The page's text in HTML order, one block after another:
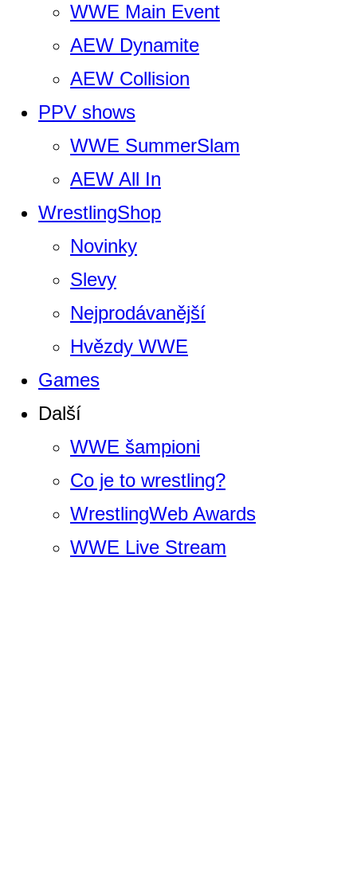
WWE Main Event
AEW Dynamite
AEW Collision
PPV shows
WWE SummerSlam
AEW All In
WrestlingShop
Novinky
Slevy
Nejprodávanější
Hvězdy WWE
Games
Další
WWE šampioni
Co je to wrestling?
WrestlingWeb Awards
WWE Live Stream